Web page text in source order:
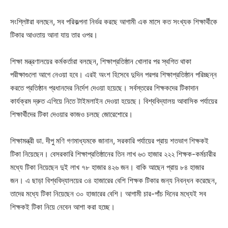
সংশ্লিষ্টরা বলছেন, সব পরিকল্পনা নির্ভর করছে আগামী এক মাসে কত সংখ্যক শিক্ষার্থীকে
টিকার আওতায় আনা যায় তার ওপর।
শিক্ষা মন্ত্রণালয়ের কর্মকর্তারা বলছেন, শিক্ষাপ্রতিষ্ঠান খোলার পর স্থগিত থাকা
পরীক্ষাগুলো আগে নেওয়া হবে। এরই অংশ হিসেবে দুদিন পরপর শিক্ষাপ্রতিষ্ঠান পরিচ্ছন্ন
করতে প্রতিষ্ঠান প্রধানদের নির্দেশ দেওয়া হয়েছে। সর্বস্তরের শিক্ষকদের টিকাদান
কার্যক্রম দ্রুত এগিয়ে নিতে টাইমলাইন দেওয়া হয়েছে। বিশ্ববিদ্যালয় আবাসিক পর্যায়ের
শিক্ষার্থীদের টিকা দেওয়ার কাজও চলছে জোরেশোরে।
শিক্ষামন্ত্রী ডা. দীপু মণি গণমাধ্যমকে জানান, সরকারি পর্যায়ের প্রায় শতভাগ শিক্ষকই
টিকা নিয়েছেন। বেসরকারি শিক্ষাপ্রতিষ্ঠানের তিন লাখ ৬৩ হাজার ২২২ শিক্ষক-কর্মচারীর
মধ্যে টিকা নিয়েছেন দুই লাখ ৭৮ হাজার ৪২৬ জন। বাকি আছেন প্রায় ৮৪ হাজার
জন। এ ছাড়া বিশ্ববিদ্যালয়ের ৩৪ হাজারের বেশি শিক্ষক টিকার জন্য নিবন্ধন করেছেন,
তাদের মধ্যে টিকা নিয়েছেন ৩০ হাজারের বেশি। আগামী চার-পাঁচ দিনের মধ্যেই সব
শিক্ষকই টিকা নিয়ে নেবেন আশা করা হচ্ছে।